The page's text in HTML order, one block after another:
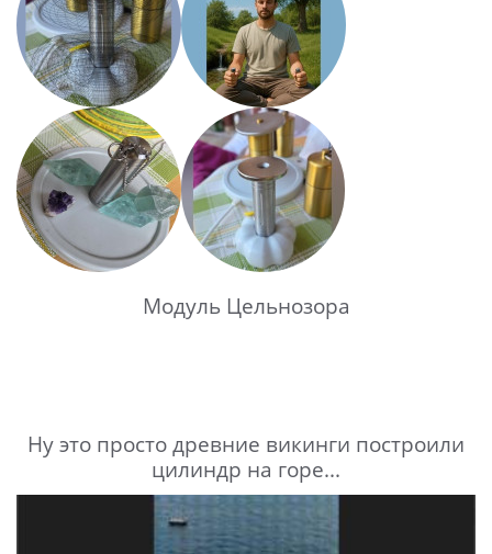
Модуль Цельнозора
Ну это просто древние викинги построили
цилиндр на горе...